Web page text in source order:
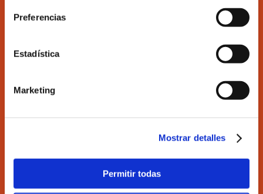
Preferencias
Estadística
Marketing
Mostrar detalles
Permitir todas
Accede